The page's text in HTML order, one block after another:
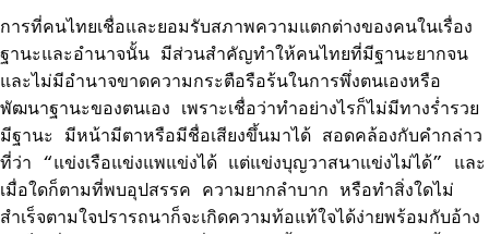
การที่คนไทยเชื่อและยอมรับสภาพความแตกต่างของคนในเรื่อง
ฐานะและอำนาจนั้น มีส่วนสำคัญทำให้คนไทยที่มีฐานะยากจน
และไม่มีอำนาจขาดความกระตือรือร้นในการพึ่งตนเองหรือ
พัฒนาฐานะของตนเอง เพราะเชื่อว่าทำอย่างไรก็ไม่มีทางร่ำรวย
มีฐานะ มีหน้ามีตาหรือมีชื่อเสียงขึ้นมาได้ สอดคล้องกับคำกล่าว
ที่ว่า “แข่งเรือแข่งแพแข่งได้ แต่แข่งบุญวาสนาแข่งไม่ได้” และ
เมื่อใดก็ตามที่พบอุปสรรค ความยากลำบาก หรือทำสิ่งใดไม่
สำเร็จตามใจปรารถนาก็จะเกิดความท้อแท้ใจได้ง่ายพร้อมกับอ้าง